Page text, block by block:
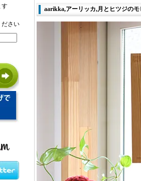
す
ださい
aarikka,アーリッカ,月とヒツジの